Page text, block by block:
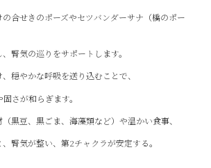
合せきのポーズやセツバンダーサナ（橋のポー
腎気の巡りをサポートします。
穏やかな呼吸を送り込むことで、
さが和らぎます。
黒豆、黒ごま、海藻類など）や温かい食事、
腎気が整い、第2チャクラが安定する。